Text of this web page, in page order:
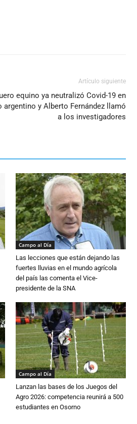
Artículo siguiente
equino ya neutralizó Covid-19 en
argentino y Alberto Fernández llamó
a los investigadores
Campo al Día
Las lecciones que están dejando las
fuertes lluvias en el mundo agrícola
del país las comenta el Vice-
presidente de la SNA
Campo al Día
Lanzan las bases de los Juegos del
Agro 2026: competencia reunirá a 500
estudiantes en Osorno